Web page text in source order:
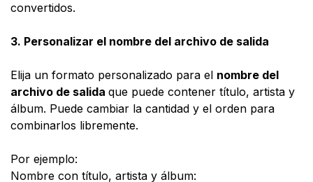
convertidos.
3. Personalizar el nombre del archivo de salida
Elija un formato personalizado para el nombre del
archivo de salida que puede contener título, artista y
álbum. Puede cambiar la cantidad y el orden para
combinarlos libremente.
Por ejemplo:
Nombre con título, artista y álbum: